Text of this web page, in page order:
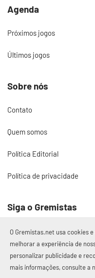
Agenda
Próximos jogos
Últimos jogos
Sobre nós
Contato
Quem somos
Política Editorial
Política de privacidade
Siga o Gremistas
© 2017
O Gremistas.net usa cookies
melhorar a experiência de
personalizar publicidade e
mais informações, consulte a